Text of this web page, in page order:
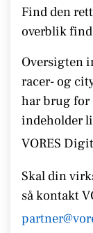
Find den
overblik
Oversigten
racer- og
har brug for
indeholder
VORES
Skal din
så kontakt